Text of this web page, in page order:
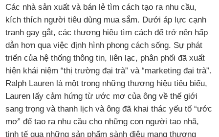
Các nhà sản xuất và bán lẻ tìm cách tạo ra nhu cầu,
kích thích người tiêu dùng mua sắm. Dưới áp lực cạnh
tranh gay gắt, các thương hiệu tìm cách để trở nên hấp
dẫn hơn qua việc định hình phong cách sống. Sự phát
triển của hệ thống thông tin, liên lạc, phân phối đã xuất
hiện khái niệm “thị trường đại trà” và “marketing đại trà”.
Ralph Lauren là một trong những thương hiệu tiêu biểu,
Lauren lấy cảm hứng từ ước mơ của ông về thế giới
sang trọng và thanh lịch và ông đã khai thác yếu tố “ước
mơ” để tạo ra nhu cầu cho những con người tao nhã,
tinh tế qua những sản phẩm sành điệu mang thương